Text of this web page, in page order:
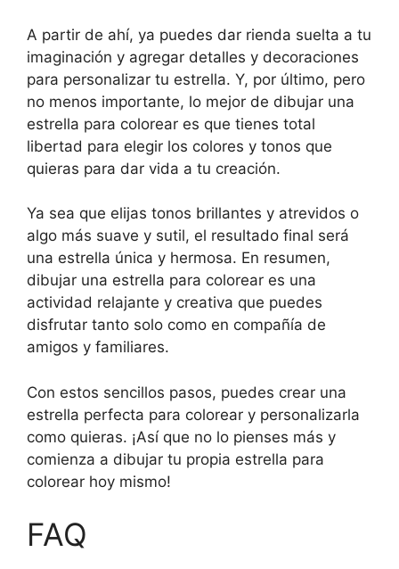
A partir de ahí, ya puedes dar rienda suelta a tu
imaginación y agregar detalles y decoraciones
para personalizar tu estrella. Y, por último, pero
no menos importante, lo mejor de dibujar una
estrella para colorear es que tienes total
libertad para elegir los colores y tonos que
quieras para dar vida a tu creación.
Ya sea que elijas tonos brillantes y atrevidos o
algo más suave y sutil, el resultado final será
una estrella única y hermosa. En resumen,
dibujar una estrella para colorear es una
actividad relajante y creativa que puedes
disfrutar tanto solo como en compañía de
amigos y familiares.
Con estos sencillos pasos, puedes crear una
estrella perfecta para colorear y personalizarla
como quieras. ¡Así que no lo pienses más y
comienza a dibujar tu propia estrella para
colorear hoy mismo!
FAQ